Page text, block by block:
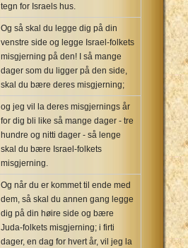
tegn for Israels hus.
Og så skal du legge dig på din
venstre side og legge Israel-folkets
misgjerning på den! I så mange
dager som du ligger på den side,
skal du bære deres misgjerning;
og jeg vil la deres misgjernings år
for dig bli like så mange dager - tre
hundre og nitti dager - så lenge
skal du bære Israel-folkets
misgjerning.
Og når du er kommet til ende med
dem, så skal du annen gang legge
dig på din høire side og bære
Juda-folkets misgjerning; i firti
dager, en dag for hvert år, vil jeg la